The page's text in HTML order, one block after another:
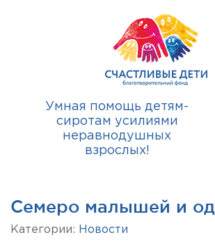
Умная помощь детям-
сиротам усилиями
неравнодушных
взрослых!
Семеро малышей и
Категории: Новости